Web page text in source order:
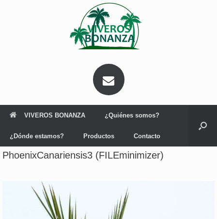
VIVEROS BONANZA ¿Quiénes somos?
¿Dónde estamos? Productos Contacto
PhoenixCanariensis3 (FILEminimizer)